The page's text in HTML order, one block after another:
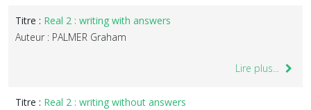
Titre : Real 2 : writing with answers
Auteur : PALMER Graham
Lire plus...
Titre : Real 2 : writing without answers